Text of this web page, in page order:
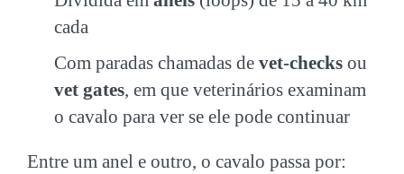
cada
Com paradas chamadas de vet-checks ou
vet gates, em que veterinários examinam
o cavalo para ver se ele pode continuar
Entre um anel e outro, o cavalo passa por: